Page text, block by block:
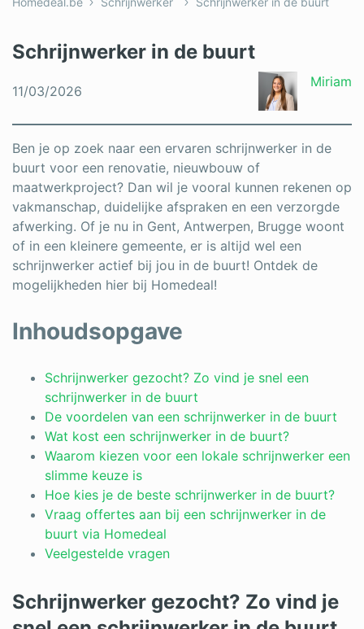
Isolatie
Loodgieter
Rolluiken
Schilder
Schrijnwerker
Stukadoor
Tegelzetter
Vochtbestrijding
Warmtepomp
Zonnepanelen
Zonwering
Bent u een vakspecialist?
Log in
Schrijnwerker in de buurt
11/03/2026
Miriam
Ben je op zoek naar een ervaren schrijnwerker in de
buurt voor een renovatie, nieuwbouw of
maatwerkproject? Dan wil je vooral kunnen rekenen op
vakmanschap, duidelijke afspraken en een verzorgde
afwerking. Of je nu in Gent, Antwerpen, Brugge woont
of in een kleinere gemeente, er is altijd wel een
schrijnwerker actief bij jou in de buurt! Ontdek de
mogelijkheden hier bij Homedeal!
Inhoudsopgave
Schrijnwerker gezocht? Zo vind je snel een
schrijnwerker in de buurt
De voordelen van een schrijnwerker in de buurt
Wat kost een schrijnwerker in de buurt?
Waarom kiezen voor een lokale schrijnwerker een
slimme keuze is
Hoe kies je de beste schrijnwerker in de buurt?
Vraag offertes aan bij een schrijnwerker in de
buurt via Homedeal
Veelgestelde vragen
Schrijnwerker gezocht? Zo vind je